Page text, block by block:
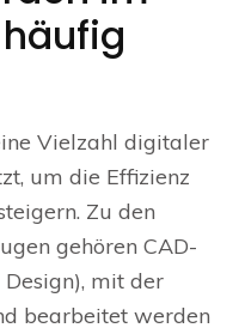
Vielzahl digitaler
um die Effizienz
Zu den
gehören CAD-
mit der
bearbeitet werden